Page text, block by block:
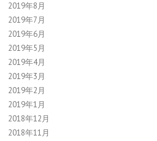
2019年8月
2019年7月
2019年6月
2019年5月
2019年4月
2019年3月
2019年2月
2019年1月
2018年12月
2018年11月